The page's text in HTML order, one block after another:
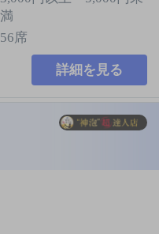
満
56席
詳細を見る